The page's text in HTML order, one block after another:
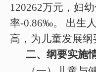
120262万元，妇
率-0.86‰。 出生
高，为儿童发展纲
二、 纲要实施